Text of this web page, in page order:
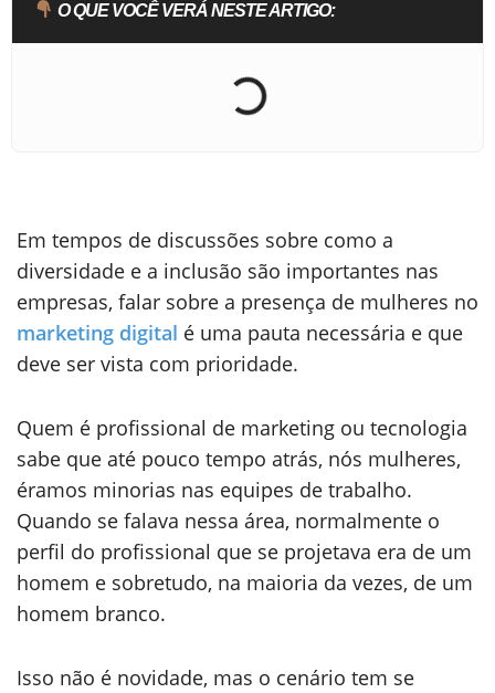
O QUE VOCÊ VERÁ NESTE ARTIGO:
Em tempos de discussões sobre como a
diversidade e a inclusão são importantes nas
empresas, falar sobre a presença de mulheres no
marketing digital é uma pauta necessária e que
deve ser vista com prioridade.
Quem é profissional de marketing ou tecnologia
sabe que até pouco tempo atrás, nós mulheres,
éramos minorias nas equipes de trabalho.
Quando se falava nessa área, normalmente o
perfil do profissional que se projetava era de um
homem e sobretudo, na maioria da vezes, de um
homem branco.
Isso não é novidade, mas o cenário tem se